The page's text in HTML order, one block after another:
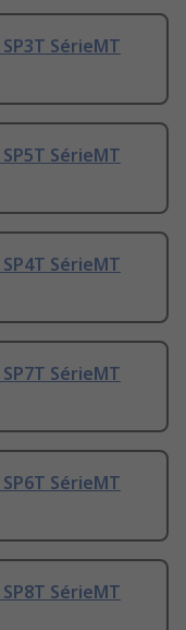
SérieMT
SérieMT
SérieMT
SérieMT
SérieMT
SérieMT